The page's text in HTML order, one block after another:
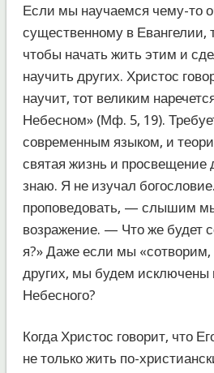
Если мы научаемся чему-то
существенному в Евангелии,
чтобы начать жить этим и
научить других. Христос
научит, тот великим
Небесном» (Мф. 5, 19).
современным языком, и
святая жизнь и просвещение
знаю. Я не изучал
проповедовать, — слышим
возражение. — Что же будет
я?» Даже если мы «сотворим,
других, мы будем исключены
Небесного?
Когда Христос говорит, что
не только жить по-